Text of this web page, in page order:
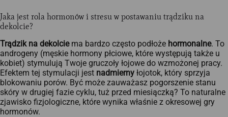
Jaka jest rola hormonów i stresu w postawaniu trądziku na
dekolcie?
Trądzik na dekolciema bardzo często podłoże hormonalne. To
androgeny (męskie hormony płciowe, które występują także u
kobiet) stymulują Twoje gruczoły łojowe do wzmożonej pracy.
Efektem tej stymulacji jest nadmierny łojotok, który sprzyja
blokowaniu porów. Być może zauważasz pogorszenie stanu
skóry w drugiej fazie cyklu, tuż przed miesiączką? To naturalne
zjawisko fizjologiczne, które wynika właśnie z okresowej gry
hormonów.